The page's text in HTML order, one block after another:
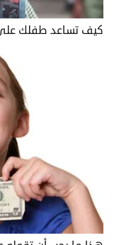
كيف تساعد طفلك على